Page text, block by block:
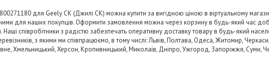
для Geely CK (Джилі СК) можна купити за вигідною ціною в віртуальному
для наших покупців. Оформити замовлення можна через корзину в будь-який час
Наші співробітники з радістю забезпечать оперативну доставку товару в будь-який
з якими ми співпрацюємо, в тому числі: Львів, Полтава, Одеса, Житомир, Черкаси,
Хмельницький, Херсон, Кропивницький, Миколаїв, Дніпро, Ужгород, Запоріжжя, Суми,